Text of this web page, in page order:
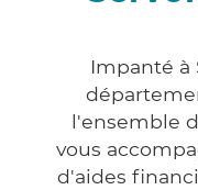
Impanté à
l'ensemble
vous
d'aides